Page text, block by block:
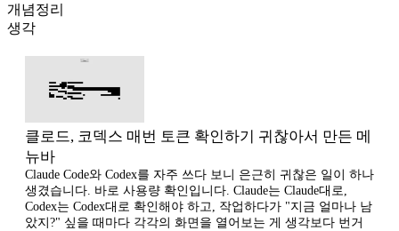
개념정리
생각
클로드, 코덱스 매번 토큰 확인하기 귀찮아서 만든 메
뉴바
Claude Code와 Codex를 자주 쓰다 보니 은근히 귀찮은 일이 하나
생겼습니다. 바로 사용량 확인입니다. Claude는 Claude대로,
Codex는 Codex대로 확인해야 하고, 작업하다가 "지금 얼마나 남
았지?" 싶을 때마다 각각의 화면을 열어보는 게 생각보다 번거